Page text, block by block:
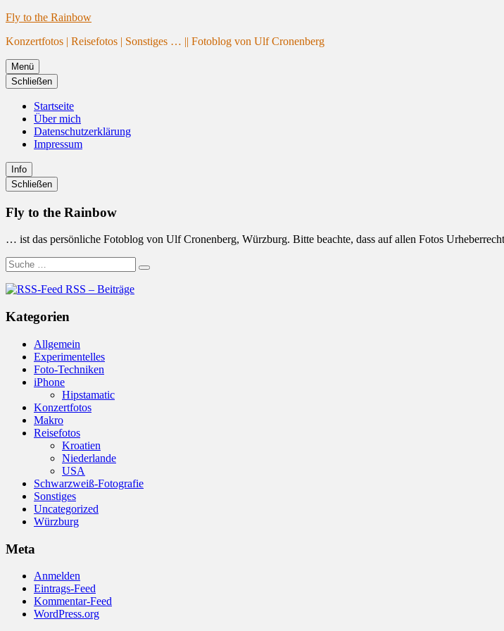
Website
geladen
Zum
springen
Fly to the Rainbow
Konzertfotos | Reisefotos | Sonstiges … || Fotoblog von Ulf Cronenberg
Menü
Schließen
Startseite
Über mich
Datenschutzerklärung
Impressum
Info
Primäre
Seitenleiste
Schließen
Fly to the Rainbow
… ist das persönliche Fotoblog von Ulf Cronenberg, Würzburg. Bitte beachte, dass auf allen Fotos
Suche
nach:
Suchen
RSS – Beiträge
Kategorien
Allgemein
Experimentelles
Foto-Techniken
iPhone
Hipstamatic
Konzertfotos
Makro
Reisefotos
Kroatien
Niederlande
USA
Schwarzweiß-Fotografie
Sonstiges
Uncategorized
Würzburg
Meta
Anmelden
Eintrags-Feed
Kommentar-Feed
WordPress.org